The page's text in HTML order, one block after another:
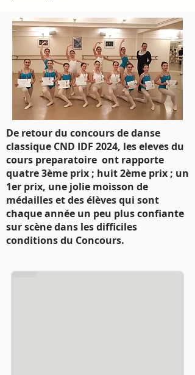
De retour du concours de danse
classique CND IDF 2024, les eleves du
cours preparatoire ont rapporte
quatre 3ème prix ; huit 2ème prix ; un
1er prix, une jolie moisson de
médailles et des élèves qui sont
chaque année un peu plus confiante
sur scène dans les difficiles
conditions du Concours.
concours danse classique 2023